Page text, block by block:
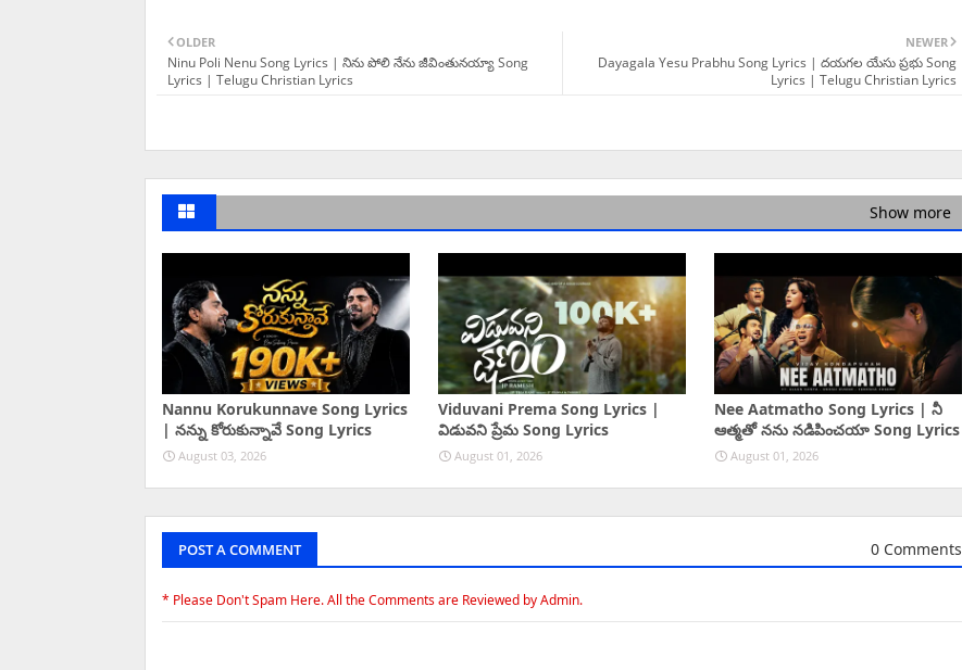
NEWER
Dayagala Yesu Prabhu Song Lyrics | దయగల యేసు ప్రభు Song
Lyrics | Telugu Christian Lyrics
OLDER
Ninu Poli Nenu Song Lyrics | నిను పోలి నేను జీవింతునయ్యా Song
Lyrics | Telugu Christian Lyrics
Show more
Nannu Korukunnave Song Lyrics
| నన్ను కోరుకున్నావే Song Lyrics
August 03, 2026
Viduvani Prema Song Lyrics |
విడువని ప్రేమ Song Lyrics
August 01, 2026
Nee Aatmatho Song Lyrics | నీ
ఆత్మతో నను నడిపించయా Song Lyrics
August 01, 2026
POST A COMMENT 0 Comments
* Please Don't Spam Here. All the Comments are Reviewed by Admin.